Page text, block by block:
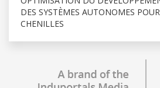
DES SYSTÈMES AUTONOMES
CHENILLES